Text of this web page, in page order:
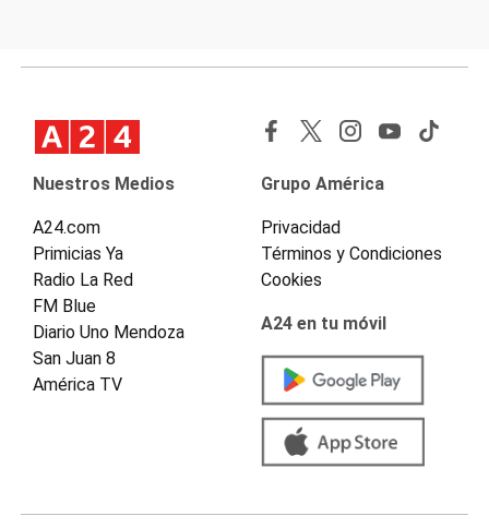
Nuestros Medios
A24.com
Primicias Ya
Radio La Red
FM Blue
Diario Uno Mendoza
San Juan 8
América TV
Grupo América
Privacidad
Términos y Condiciones
Cookies
A24 en tu móvil